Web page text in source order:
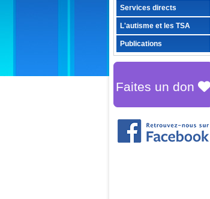
Services directs
L'autisme et les TSA
Publications
Faites un don